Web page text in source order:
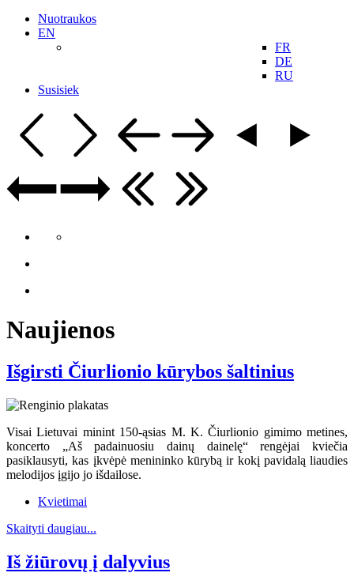
Nuotraukos
EN
FR
DE
RU
Susisiek
Naujienos
Išgirsti Čiurlionio kūrybos šaltinius
Visai Lietuvai minint 150-ąsias M. K. Čiurlionio gimimo metines,
koncerto „Aš padainuosiu dainų dainelę“ rengėjai kviečia
pasiklausyti, kas įkvėpė menininko kūrybą ir kokį pavidalą liaudies
melodijos įgijo jo išdailose.
Kvietimai
Skaityti daugiau...
Iš žiūrovų į dalyvius